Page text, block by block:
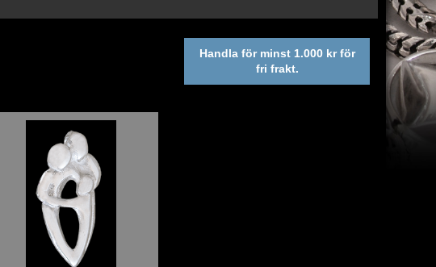
Handla för minst 1.000 kr för
fri frakt.